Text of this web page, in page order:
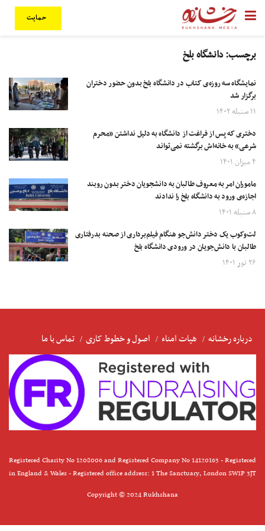
حمایت
برچسب:دانشگاه بلخ
نمایشگاه سه روزه‌ی کتاب در دانشگاه بلخ بدون حضور دختران
برگزار شد
۱۱ سنبله ۱۴۰۲
دختری که پس از فراغت از دانشگاه به دلیل نداشتن «محرم
شرعی» به خانه‌اش برگشته نمی‌تواند
۴ میزان ۱۴۰۱
ماموران امر به معروف طالبان به دانشجویان دختر بدون روبند
اجازه‌ی ورود به دانشگاه بلخ را ندادند
۸ سنبله ۱۴۰۱
لت‌وکوب یک دختر دانش‌جو هنگام فیلم‌برداری از صحنه بدرفتاری
طالبان با دانش‌جویان در ورودی دانشگاه بلخ
۲۶ ثور ۱۴۰۱
درباره رخشانه هیات امناء اصول و خطوط کاری تماس با ما
Registered Charity No 1208006 and Registered Company No 14120163 - Registered
in England & Wales - Registered office address: 1 The Sanctuary, London SW1P 3JT
Copyright © 2024 Rukhshana